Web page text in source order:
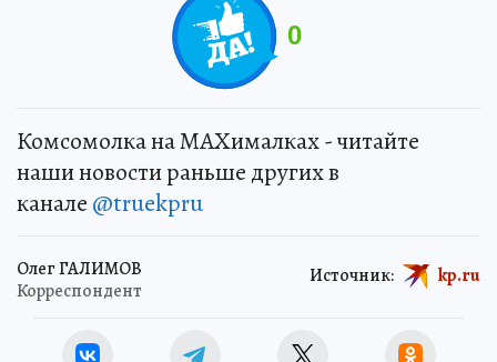
0
Комсомолка на MAXималках - читайте
наши новости раньше других в
канале @truekpru
Олег ГАЛИМОВ
Корреспондент
Источник: kp.ru